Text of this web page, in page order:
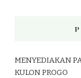
MENYEDIAKAN
KULON PROGO